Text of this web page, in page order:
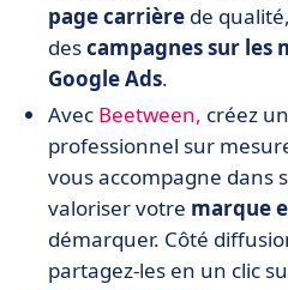
page carrière de
descampagnes sur les
Google Ads.
Avec Beetween, créez
professionnel sur
vous accompagne dans
valoriser votre marque
démarquer. Côté
partagez-les en un clic